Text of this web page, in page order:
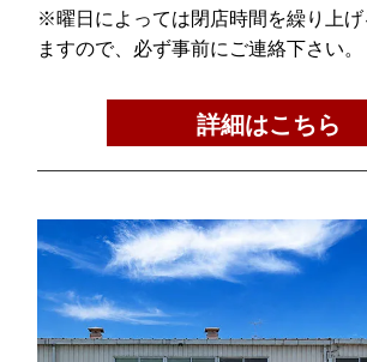
※曜日によっては閉店時間を繰り上
ますので、必ず事前にご連絡下さい。
詳細はこちら